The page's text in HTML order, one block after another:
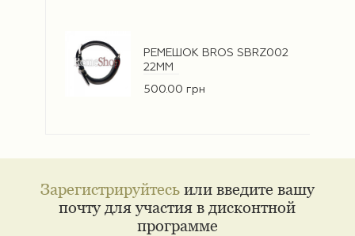
РЕМЕШОК BROS SBRZ002
22ММ
500.00 грн
Зарегистрируйтесьили введите вашу
почту для участия в дисконтной
программе